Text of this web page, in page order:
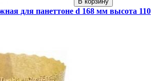
для панеттоне d 168 мм высота 110